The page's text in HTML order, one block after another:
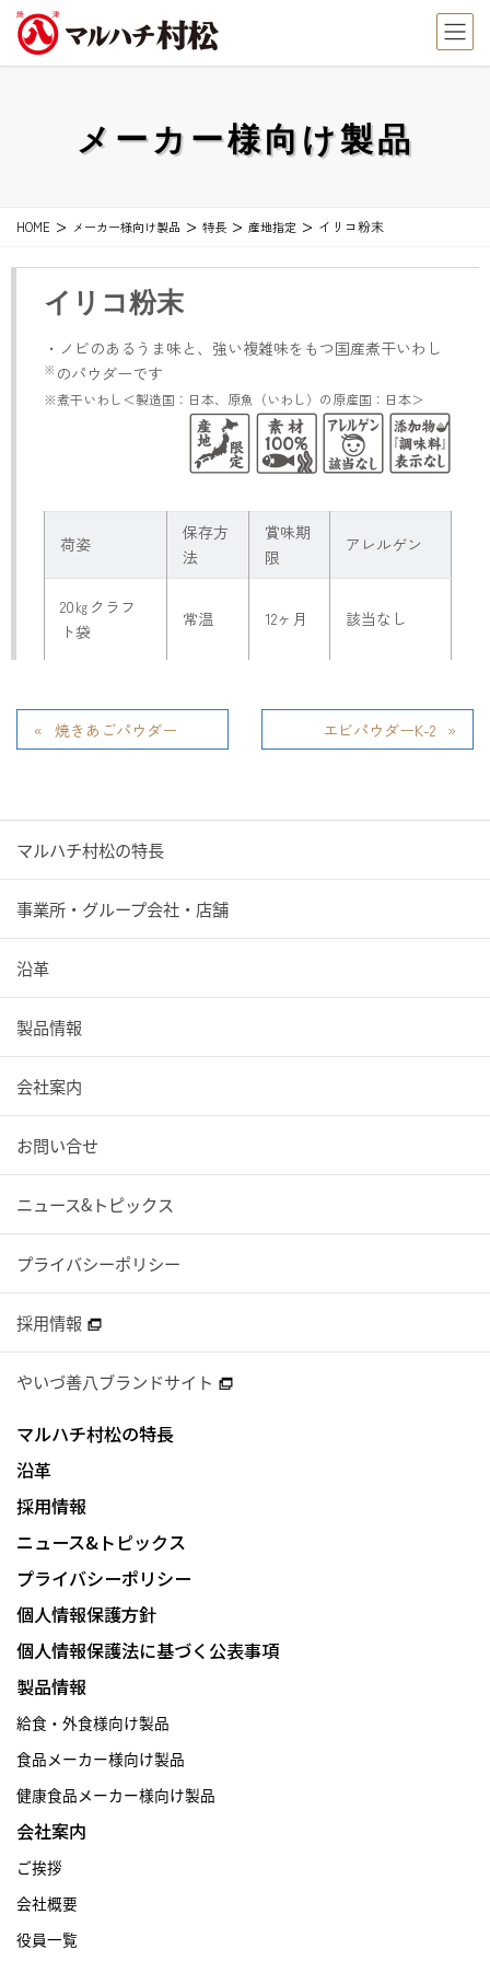
メーカー様向け製品
HOME メーカー様向け製品 特長 産地指定 イリコ粉末
イリコ粉末
・ノビのあるうま味と、強い複雑味をもつ国産煮干いわし
※ のパウダーです
※煮干いわし＜製造国：日本、原魚（いわし）の原産国：日本＞
荷姿
保存方
法
賞味期
限
アレルゲン
20㎏クラフ
ト袋
常温 12ヶ月 該当なし
焼きあごパウダー エビパウダーK-2
マルハチ村松の特長
事業所・グループ会社・店舗
沿革
製品情報
会社案内
お問い合せ
ニュース&トピックス
プライバシーポリシー
採用情報
やいづ善八ブランドサイト
マルハチ村松の特長
沿革
採用情報
ニュース&トピックス
プライバシーポリシー
個人情報保護方針
個人情報保護法に基づく公表事項
製品情報
給食・外食様向け製品
食品メーカー様向け製品
健康食品メーカー様向け製品
会社案内
ご挨拶
会社概要
役員一覧